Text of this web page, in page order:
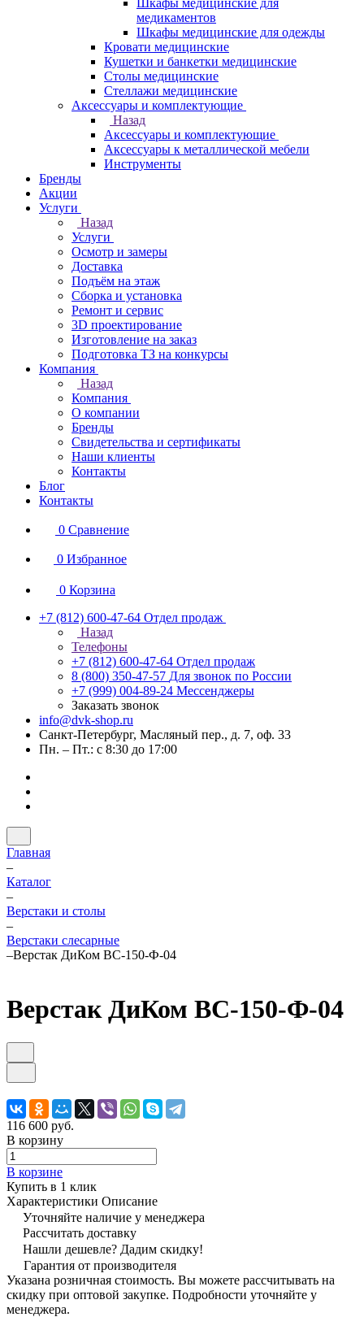
Шкафы медицинские для
медикаментов
Шкафы медицинские для одежды
Кровати медицинские
Кушетки и банкетки медицинские
Столы медицинские
Стеллажи медицинские
Аксессуары и комплектующие
Назад
Аксессуары и комплектующие
Аксессуары к металлической мебели
Инструменты
Бренды
Акции
Услуги
Назад
Услуги
Осмотр и замеры
Доставка
Подъём на этаж
Сборка и установка
Ремонт и сервис
3D проектирование
Изготовление на заказ
Подготовка ТЗ на конкурсы
Компания
Назад
Компания
О компании
Бренды
Свидетельства и сертификаты
Наши клиенты
Контакты
Блог
Контакты
0 Сравнение
0 Избранное
0 Корзина
+7 (812) 600-47-64 Отдел продаж
Назад
Телефоны
+7 (812) 600-47-64 Отдел продаж
8 (800) 350-47-57 Для звонок по России
+7 (999) 004-89-24 Мессенджеры
Заказать звонок
info@dvk-shop.ru
Санкт-Петербург, Масляный пер., д. 7, оф. 33
Пн. – Пт.: с 8:30 до 17:00
Главная
–
Каталог
–
Верстаки и столы
–
Верстаки слесарные
–Верстак ДиКом ВС-150-Ф-04
Верстак ДиКом ВС-150-Ф-04
116 600 руб.
В корзину
В корзине
Купить в 1 клик
Характеристики Описание
Уточняйте наличие у менеджера
Рассчитать доставку
Нашли дешевле? Дадим скидку!
Гарантия от производителя
Указана розничная стоимость. Вы можете рассчитывать на
скидку при оптовой закупке. Подробности уточняйте у
менеджера.